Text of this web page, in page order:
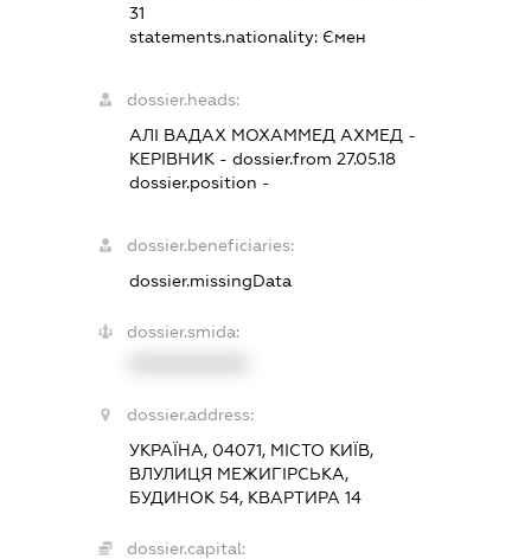
31
statements.nationality: Ємен
dossier.heads:
АЛІ ВАДАХ МОХАММЕД АХМЕД -
КЕРІВНИК - dossier.from 27.05.18
dossier.position -
dossier.beneficiaries:
dossier.missingData
dossier.smida:
dossier.address:
УКРАЇНА, 04071, МІСТО КИЇВ,
ВЛУЛИЦЯ МЕЖИГІРСЬКА,
БУДИНОК 54, КВАРТИРА 14
dossier.capital: